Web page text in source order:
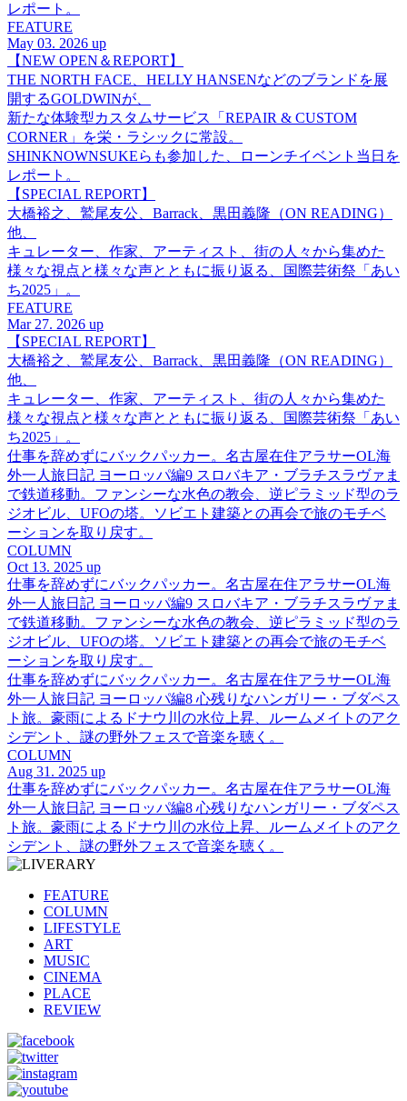
レポート。
FEATURE
May 03. 2026 up
【NEW OPEN＆REPORT】
THE NORTH FACE、HELLY HANSENなどのブランドを展
開するGOLDWINが、
新たな体験型カスタムサービス「REPAIR & CUSTOM
CORNER」を栄・ラシックに常設。
SHINKNOWNSUKEらも参加した、ローンチイベント当日を
レポート。
【SPECIAL REPORT】
大橋裕之、鷲尾友公、Barrack、黒田義隆（ON READING）
他、
キュレーター、作家、アーティスト、街の人々から集めた
様々な視点と様々な声とともに振り返る、国際芸術祭「あい
ち2025」。
FEATURE
Mar 27. 2026 up
【SPECIAL REPORT】
大橋裕之、鷲尾友公、Barrack、黒田義隆（ON READING）
他、
キュレーター、作家、アーティスト、街の人々から集めた
様々な視点と様々な声とともに振り返る、国際芸術祭「あい
ち2025」。
仕事を辞めずにバックパッカー。名古屋在住アラサーOL海
外一人旅日記 ヨーロッパ編9 スロバキア・ブラチスラヴァま
で鉄道移動。ファンシーな水色の教会、逆ピラミッド型のラ
ジオビル、UFOの塔。ソビエト建築との再会で旅のモチベ
ーションを取り戻す。
COLUMN
Oct 13. 2025 up
仕事を辞めずにバックパッカー。名古屋在住アラサーOL海
外一人旅日記 ヨーロッパ編9 スロバキア・ブラチスラヴァま
で鉄道移動。ファンシーな水色の教会、逆ピラミッド型のラ
ジオビル、UFOの塔。ソビエト建築との再会で旅のモチベ
ーションを取り戻す。
仕事を辞めずにバックパッカー。名古屋在住アラサーOL海
外一人旅日記 ヨーロッパ編8 心残りなハンガリー・ブダペス
ト旅。豪雨によるドナウ川の水位上昇、ルームメイトのアク
シデント、謎の野外フェスで音楽を聴く。
COLUMN
Aug 31. 2025 up
仕事を辞めずにバックパッカー。名古屋在住アラサーOL海
外一人旅日記 ヨーロッパ編8 心残りなハンガリー・ブダペス
ト旅。豪雨によるドナウ川の水位上昇、ルームメイトのアク
シデント、謎の野外フェスで音楽を聴く。
FEATURE
COLUMN
LIFESTYLE
ART
MUSIC
CINEMA
PLACE
REVIEW